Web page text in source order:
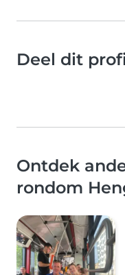
Deel dit
Ontdek
rondom